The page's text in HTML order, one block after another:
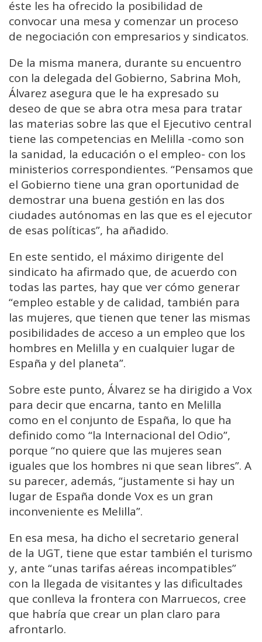
éste les ha ofrecido la posibilidad de
convocar una mesa y comenzar un proceso
de negociación con empresarios y sindicatos.
De la misma manera, durante su encuentro
con la delegada del Gobierno, Sabrina Moh,
Álvarez asegura que le ha expresado su
deseo de que se abra otra mesa para tratar
las materias sobre las que el Ejecutivo central
tiene las competencias en Melilla -como son
la sanidad, la educación o el empleo- con los
ministerios correspondientes. “Pensamos que
el Gobierno tiene una gran oportunidad de
demostrar una buena gestión en las dos
ciudades autónomas en las que es el ejecutor
de esas políticas”, ha añadido.
En este sentido, el máximo dirigente del
sindicato ha afirmado que, de acuerdo con
todas las partes, hay que ver cómo generar
“empleo estable y de calidad, también para
las mujeres, que tienen que tener las mismas
posibilidades de acceso a un empleo que los
hombres en Melilla y en cualquier lugar de
España y del planeta”.
Sobre este punto, Álvarez se ha dirigido a Vox
para decir que encarna, tanto en Melilla
como en el conjunto de España, lo que ha
definido como “la Internacional del Odio”,
porque “no quiere que las mujeres sean
iguales que los hombres ni que sean libres”. A
su parecer, además, “justamente si hay un
lugar de España donde Vox es un gran
inconveniente es Melilla”.
En esa mesa, ha dicho el secretario general
de la UGT, tiene que estar también el turismo
y, ante “unas tarifas aéreas incompatibles”
con la llegada de visitantes y las dificultades
que conlleva la frontera con Marruecos, cree
que habría que crear un plan claro para
afrontarlo.